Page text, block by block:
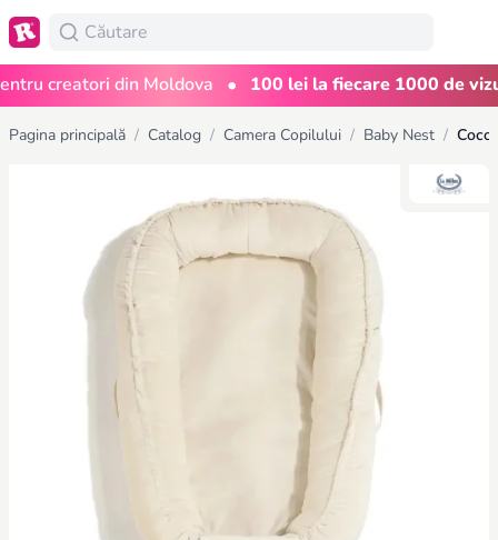
creatori din Moldova • 100 lei la fiecare 1000 de
Pagina principală / Catalog / Camera Copilului / Baby Nest /